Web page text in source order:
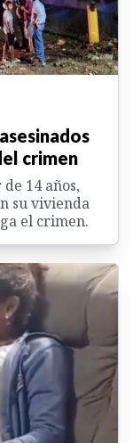
crimen
14 años,
su vivienda
el crimen.